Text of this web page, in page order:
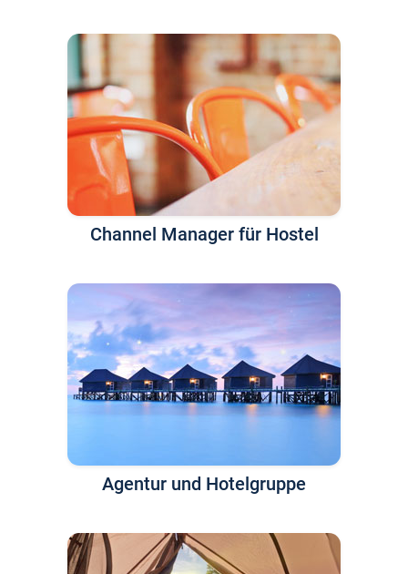
Channel Manager für Hostel
Agentur und Hotelgruppe